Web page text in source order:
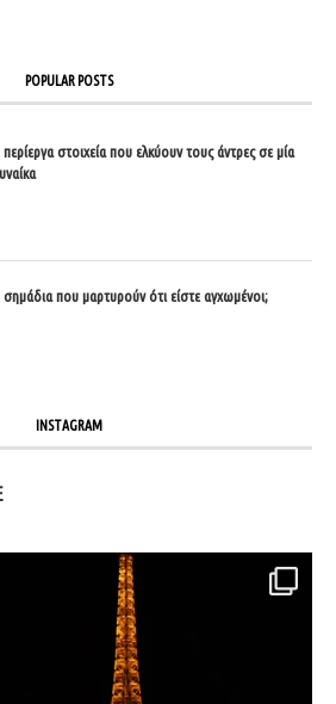
POPULAR POSTS
περίεργα στοιχεία που ελκύουν τους άντρες σε μία
σημάδια που μαρτυρούν ότι είστε αγχωμένοι;
INSTAGRAM